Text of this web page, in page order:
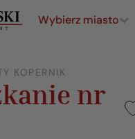
Wybierz miasto
KOPERNIK
nr